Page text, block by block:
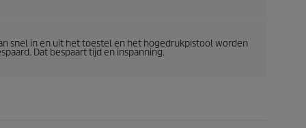
snel in en uit het toestel en het hogedrukpistool worden
Dat bespaart tijd en inspanning.